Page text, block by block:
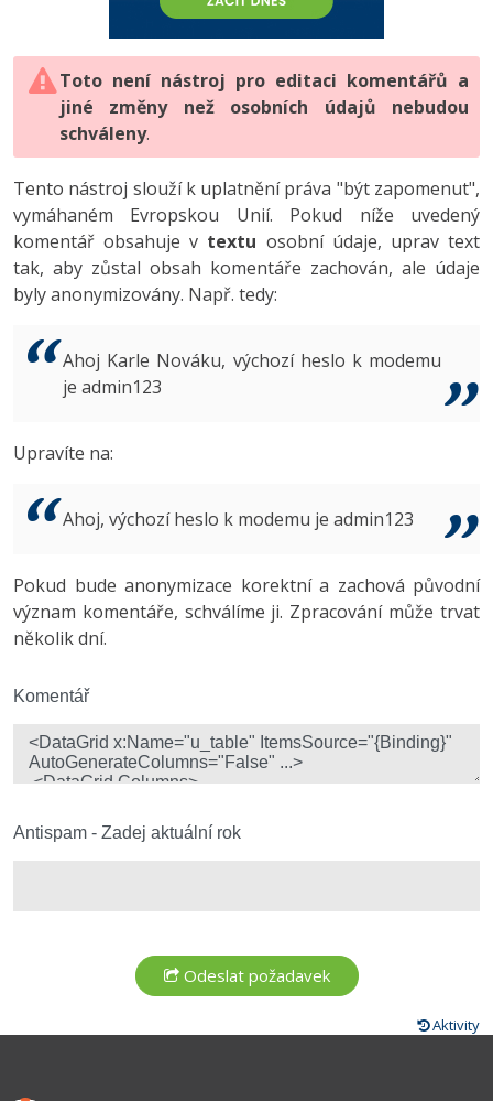
HTML5, CSS3, Bootstrap, SEO
SQL a databáze
Testování a verzování
UML a návrhové vzory
React
Spring
ASP.NET MVC
Best practices
PHP
JavaScript
Python
HTML / CSS
UML a návrhové vzory
MySQL/MariaDB
MS-SQL
Vývojář mobilních aplikací
C# Game developer
Tester
Systémový administrátor
3D grafik
Copywriter
WordPress specialista
-80%
JavaScript -80%
PHP -80%
Swift -80%
Kotlin -80%
VB.NET
Algoritmy -41%
Umělá inteligence (AI) -10%
Fórum
Digitální gramotnost
Marketing
WordPress
SEO
UX
Business
Copywriting
Windows
Kybernetická bezpečnost
-80%
Adobe Illustrator -80%
Adobe Lightroom
Adobe XD
Adobe InDesign -25%
Adobe After Effects
Inkscape
Fórum
Toto není nástroj pro editaci komentářů a
jiné změny než osobních údajů nebudou
schváleny.
Tento nástroj slouží k uplatnění práva "být zapomenut",
vymáhaném Evropskou Unií. Pokud níže uvedený
komentář obsahuje v textu osobní údaje, uprav text
tak, aby zůstal obsah komentáře zachován, ale údaje
byly anonymizovány. Např. tedy:
Ahoj Karle Nováku, výchozí heslo k modemu
je admin123
Upravíte na:
Ahoj, výchozí heslo k modemu je admin123
Pokud bude anonymizace korektní a zachová původní
význam komentáře, schválíme ji. Zpracování může trvat
několik dní.
Komentář
Antispam - Zadej aktuální rok
Aktivity